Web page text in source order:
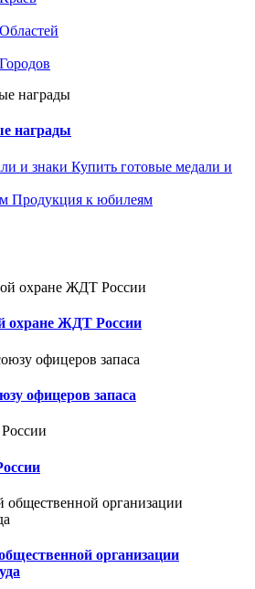
награды
Купить готовые медали и
Продукция к юбилеям
охране ЖДТ России
офицеров запаса
организации